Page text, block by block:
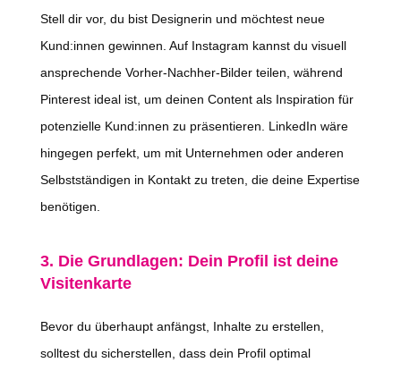
Stell dir vor, du bist Designerin und möchtest neue
Kund:innen gewinnen. Auf Instagram kannst du visuell
ansprechende Vorher-Nachher-Bilder teilen, während
Pinterest ideal ist, um deinen Content als Inspiration für
potenzielle Kund:innen zu präsentieren. LinkedIn wäre
hingegen perfekt, um mit Unternehmen oder anderen
Selbstständigen in Kontakt zu treten, die deine Expertise
benötigen.
3. Die Grundlagen: Dein Profil ist deine
Visitenkarte
Bevor du überhaupt anfängst, Inhalte zu erstellen,
solltest du sicherstellen, dass dein Profil optimal